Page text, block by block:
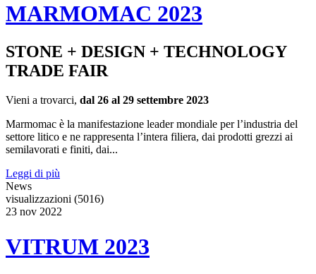
MARMOMAC 2023
STONE + DESIGN + TECHNOLOGY
TRADE FAIR
Vieni a trovarci, dal 26 al 29 settembre 2023
Marmomac è la manifestazione leader mondiale per l’industria del
settore litico e ne rappresenta l’intera filiera, dai prodotti grezzi ai
semilavorati e finiti, dai...
Leggi di più
News
visualizzazioni (5016)
23 nov 2022
VITRUM 2023